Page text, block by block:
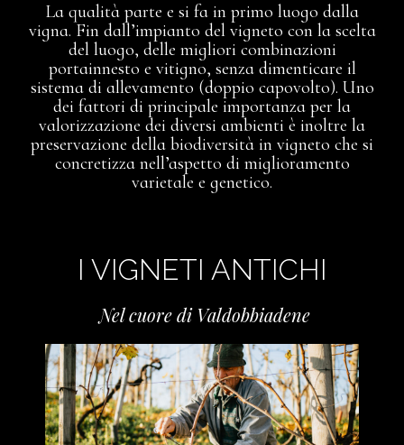
La qualità parte e si fa in primo luogo dalla
vigna. Fin dall’impianto del vigneto con la scelta
del luogo, delle migliori combinazioni
portainnesto e vitigno, senza dimenticare il
sistema di allevamento (doppio capovolto). Uno
dei fattori di principale importanza per la
valorizzazione dei diversi ambienti è inoltre la
preservazione della biodiversità in vigneto che si
concretizza nell’aspetto di miglioramento
varietale e genetico.
I VIGNETI ANTICHI
Nel cuore di Valdobbiadene